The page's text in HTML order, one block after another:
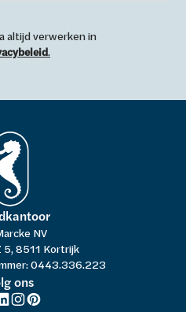
altijd verwerken in
.
NV
5, 8511 Kortrijk
0443.336.223
ons